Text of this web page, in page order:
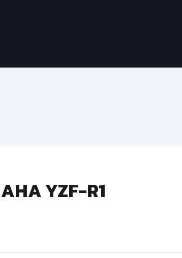
YZF-R1